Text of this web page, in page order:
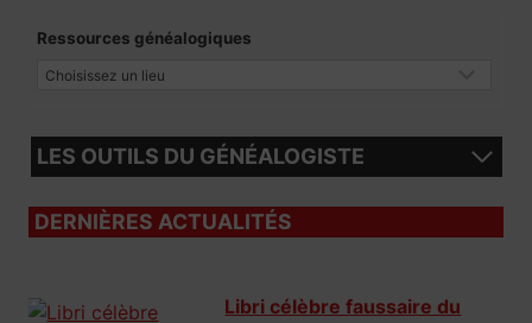
Ressources généalogiques
LES OUTILS DU GÉNÉALOGISTE
DERNIÈRES ACTUALITÉS
Libri célèbre faussaire du